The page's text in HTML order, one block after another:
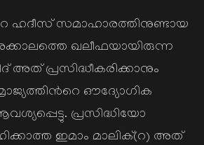
ഹദീസ് സമാഹാരത്തിനുണ്ടായ
ഖലീഫയായിരുന്ന
പ്രസിദ്ധീകരിക്കാനും
ഔദ്യോഗിക
പ്രസിദ്ധിയോ
ഇമാം മാലിക്(റ) അത്